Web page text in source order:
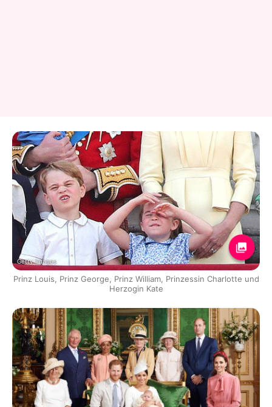
Getty Images
Prinz Louis, Prinz George, Prinz William, Prinzessin Charlotte und
Herzogin Kate